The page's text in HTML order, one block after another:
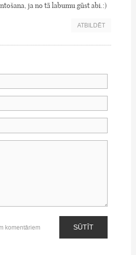
ja no tā labumu gūst abi.:)
ATBILDĒT
komentāriem SŪTĪT